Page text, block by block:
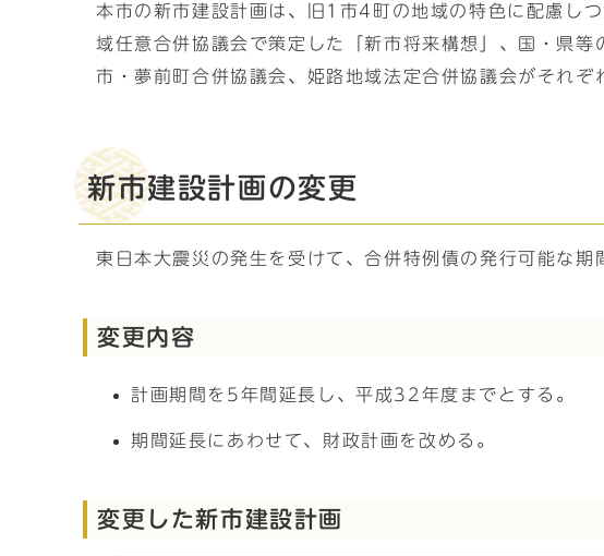
本市の新市建設計画は、旧1市4町の地域の特色に配慮し
域任意合併協議会で策定した「新市将来構想」、国・県
市・夢前町合併協議会、姫路地域法定合併協議会がそれぞ
新市建設計画の変更
東日本大震災の発生を受けて、合併特例債の発行可能な
変更内容
計画期間を5年間延長し、平成32年度までとする。
期間延長にあわせて、財政計画を改める。
変更した新市建設計画